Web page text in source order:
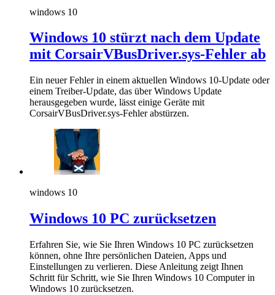
windows 10
Windows 10 stürzt nach dem Update
mit CorsairVBusDriver.sys-Fehler ab
Ein neuer Fehler in einem aktuellen Windows 10-Update oder
einem Treiber-Update, das über Windows Update
herausgegeben wurde, lässt einige Geräte mit
CorsairVBusDriver.sys-Fehler abstürzen.
windows 10
Windows 10 PC zurücksetzen
Erfahren Sie, wie Sie Ihren Windows 10 PC zurücksetzen
können, ohne Ihre persönlichen Dateien, Apps und
Einstellungen zu verlieren. Diese Anleitung zeigt Ihnen
Schritt für Schritt, wie Sie Ihren Windows 10 Computer in
Windows 10 zurücksetzen.